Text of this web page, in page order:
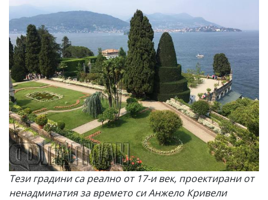
Тези градини са реално от 17-и век, проектирани от
ненадминатия за времето си Анжело Кривели